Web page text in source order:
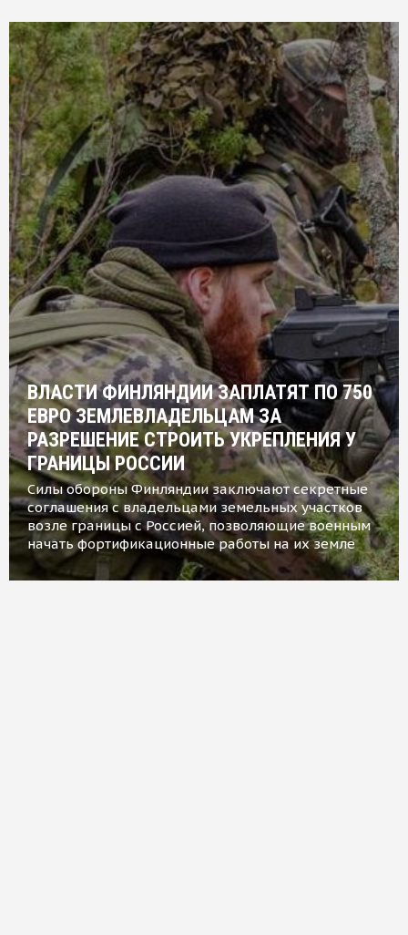
ВЛАСТИ ФИНЛЯНДИИ ЗАПЛАТЯТ ПО 750
ЕВРО ЗЕМЛЕВЛАДЕЛЬЦАМ ЗА
РАЗРЕШЕНИЕ СТРОИТЬ УКРЕПЛЕНИЯ У
ГРАНИЦЫ РОССИИ
Силы обороны Финляндии заключают секретные
соглашения с владельцами земельных участков
возле границы с Россией, позволяющие военным
начать фортификационные работы на их земле